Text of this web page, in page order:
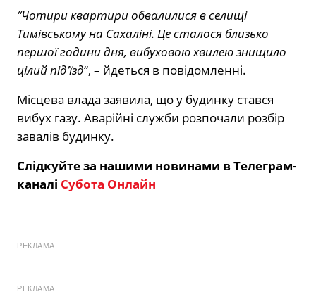
“Чотири квартири обвалилися в селищі
Тимівському на Сахаліні. Це сталося близько
першої години дня, вибуховою хвилею знищило
цілий під’їзд“, – йдеться в повідомленні.
Місцева влада заявила, що у будинку стався
вибух газу. Аварійні служби розпочали розбір
завалів будинку.
Слідкуйте за нашими новинами в Телеграм-
каналі Субота Онлайн
РЕКЛАМА
РЕКЛАМА